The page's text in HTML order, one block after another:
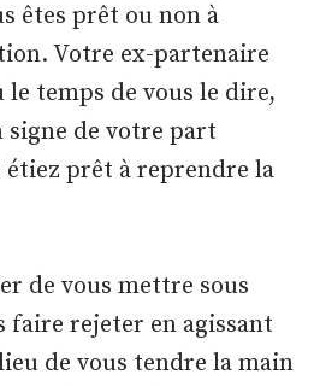
êtes prêt ou non à
Votre ex-partenaire
le temps de vous le dire,
de votre part
prêt à reprendre la
de vous mettre sous
faire rejeter en agissant
de vous tendre la main